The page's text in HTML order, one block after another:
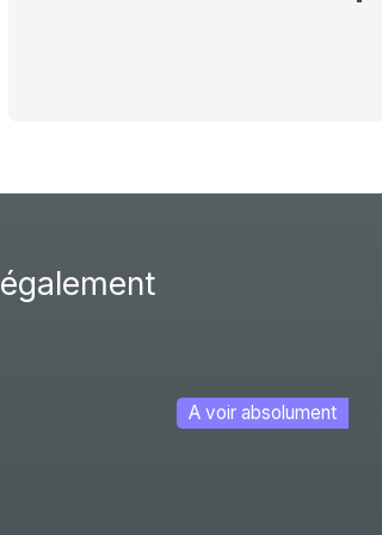
également
Nouveauté